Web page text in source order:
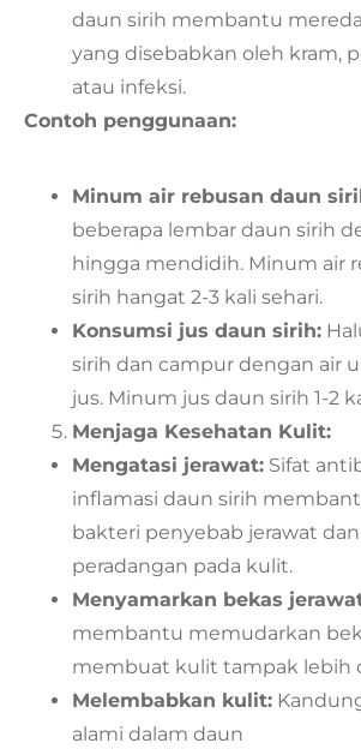
daun sirih membantu
yang disebabkan oleh kram,
atau infeksi.
Contoh penggunaan:
Minum air rebusan daun
beberapa lembar daun sirih
hingga mendidih. Minum air
sirih hangat 2-3 kali sehari.
Konsumsi jus daun sirih:
sirih dan campur dengan air
jus. Minum jus daun sirih 1-2
Menjaga Kesehatan Kulit:
Mengatasi jerawat: Sifat
inflamasi daun sirih
bakteri penyebab jerawat
peradangan pada kulit.
Menyamarkan bekas
membantu memudarkan
membuat kulit tampak lebih
Melembabkan kulit:
alami dalam daun